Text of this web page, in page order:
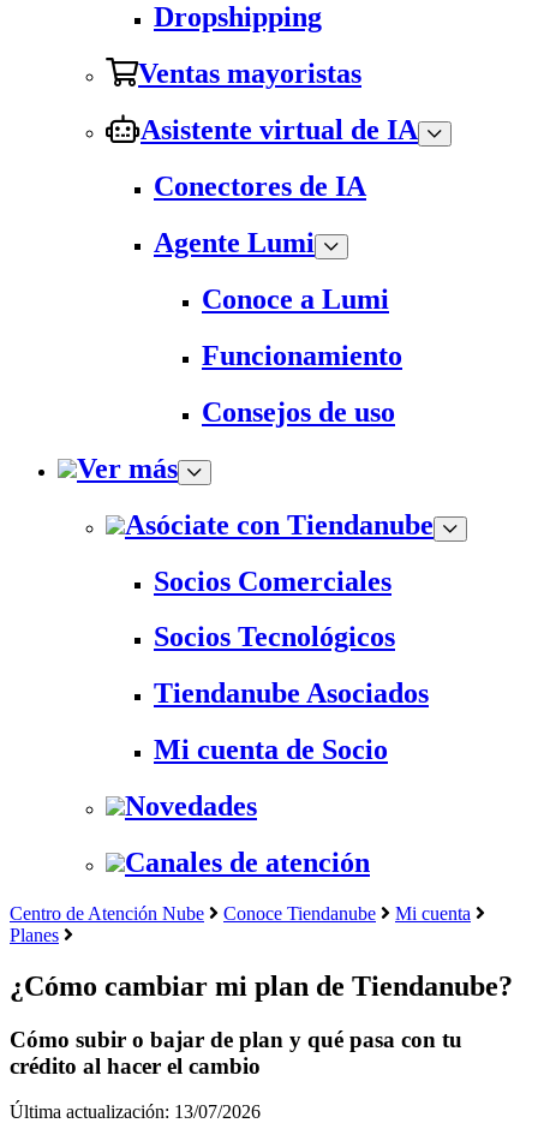
Dropshipping
Ventas mayoristas
Asistente virtual de IA
Conectores de IA
Agente Lumi
Conoce a Lumi
Funcionamiento
Consejos de uso
Ver más
Asóciate con Tiendanube
Socios Comerciales
Socios Tecnológicos
Tiendanube Asociados
Mi cuenta de Socio
Novedades
Canales de atención
Centro de Atención Nube Conoce Tiendanube
Mi cuenta
Planes
¿Cómo cambiar mi plan de Tiendanube?
Cómo subir o bajar de plan y qué pasa con tu
crédito al hacer el cambio
Última actualización: 13/07/2026